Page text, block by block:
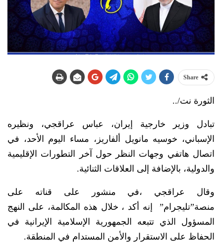
Share
الثورة نت/..
تبادل وزير خارجية إيران، عباس عراقجي، ونظيره
الإسباني، خوسيه مانويل ألفاريز، مساء اليوم الأحد، في
اتصال هاتفي وجهات النظر حول آخر التطورات الإقليمية
والدولية، بالإضافة إلى العلاقات الثنائية.
وقال عراقجي ،في منشور على قناته على
منصة”تليجرام” إنه أكد ، خلال هذه المكالمة، على النهج
المسؤول الذي تتبعه الجمهورية الإسلامية الإيرانية في
الحفاظ على الاستقرار والأمن المستدام في المنطقة.